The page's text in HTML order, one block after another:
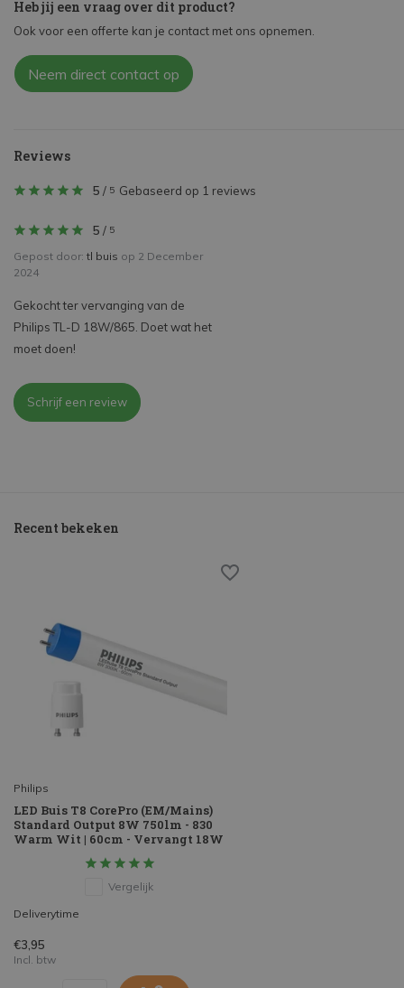
Heb jij een vraag over dit product?
Ook voor een offerte kan je contact met ons opnemen.
Neem direct contact op
Reviews
5 / 5 Gebaseerd op 1 reviews
5 / 5
Gepost door: tl buis op 2 December
2024
Gekocht ter vervanging van de
Philips TL-D 18W/865. Doet wat het
moet doen!
Schrijf een review
Recent bekeken
Philips
LED Buis T8 CorePro (EM/Mains)
Standard Output 8W 750lm - 830
Warm Wit | 60cm - Vervangt 18W
Vergelijk
Deliverytime
€3,95
Incl. btw